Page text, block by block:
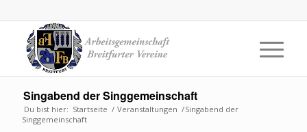
Singabend der Singgemeinschaft
Du bist hier: Startseite / Veranstaltungen /Singabend der
Singgemeinschaft